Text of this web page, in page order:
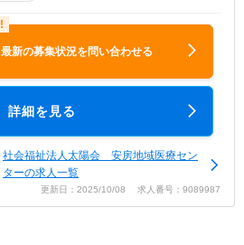
最新の募集状況を問い合わせる
詳細を見る
社会福祉法人太陽会 安房地域医療セン
ターの求人一覧
更新日：2025/10/08 求人番号：9089987